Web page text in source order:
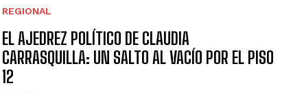
REGIONAL
EL AJEDREZ POLÍTICO DE CLAUDIA
CARRASQUILLA: UN SALTO AL VACÍO POR EL PISO
12